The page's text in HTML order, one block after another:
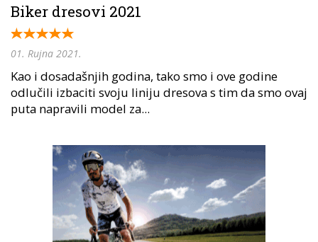
Biker dresovi 2021
01. Rujna 2021.
Kao i dosadašnjih godina, tako smo i ove godine
odlučili izbaciti svoju liniju dresova s tim da smo ovaj
puta napravili model za...